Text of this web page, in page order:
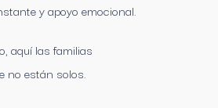
y apoyo emocional.
aquí las familias
no están solos.